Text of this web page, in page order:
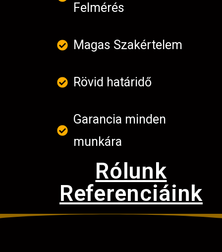
Felmérés
Magas Szakértelem
Rövid határidő
Garancia minden
munkára
Rólunk
Referenciáink